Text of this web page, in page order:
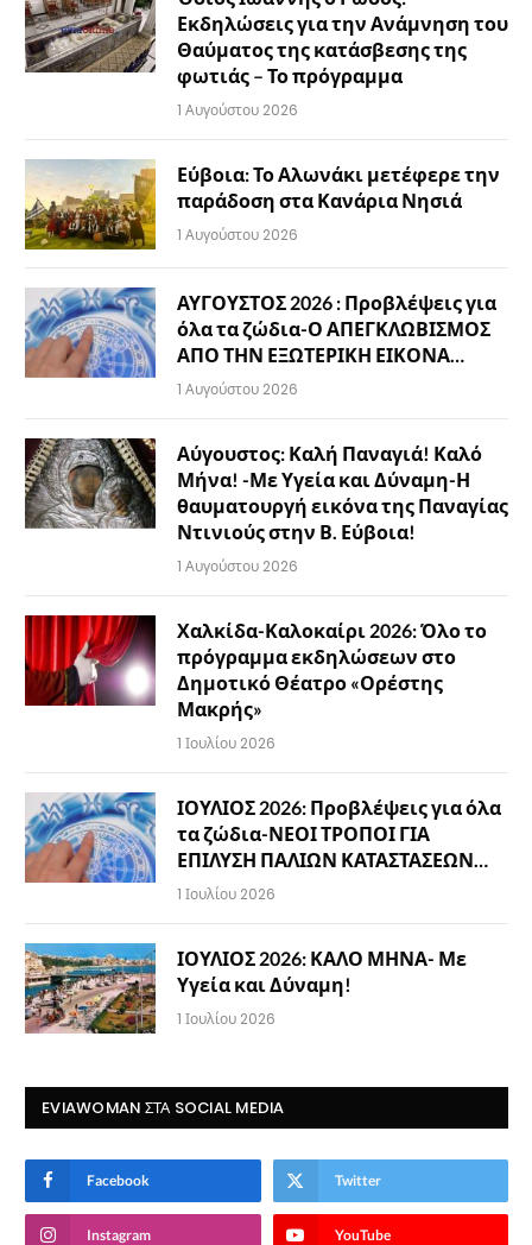
Εκδηλώσεις για την Ανάμνηση του
Θαύματος της κατάσβεσης της
φωτιάς – Το πρόγραμμα
1 Αυγούστου 2026
Εύβοια: Το Αλωνάκι μετέφερε την
παράδοση στα Κανάρια Νησιά
1 Αυγούστου 2026
ΑΥΓΟΥΣΤΟΣ 2026 : Προβλέψεις για
όλα τα ζώδια-Ο ΑΠΕΓΚΛΩΒΙΣΜΟΣ
ΑΠΟ ΤΗΝ ΕΞΩΤΕΡΙΚΗ ΕΙΚΟΝΑ…
1 Αυγούστου 2026
Αύγουστος: Καλή Παναγιά! Καλό
Μήνα! -Με Υγεία και Δύναμη-Η
θαυματουργή εικόνα της Παναγίας
Ντινιούς στην Β. Εύβοια!
1 Αυγούστου 2026
Χαλκίδα-Καλοκαίρι 2026: Όλο το
πρόγραμμα εκδηλώσεων στο
Δημοτικό Θέατρο «Ορέστης
Μακρής»
1 Ιουλίου 2026
ΙΟΥΛΙΟΣ 2026: Προβλέψεις για όλα
τα ζώδια-ΝΕΟΙ ΤΡΟΠΟΙ ΓΙΑ
ΕΠΙΛΥΣΗ ΠΑΛΙΩΝ ΚΑΤΑΣΤΑΣΕΩΝ…
1 Ιουλίου 2026
ΙΟΥΛΙΟΣ 2026: ΚΑΛΟ ΜΗΝΑ- Με
Υγεία και Δύναμη!
1 Ιουλίου 2026
EVIAWOMAN ΣΤΑ SOCIAL MEDIA
Facebook Twitter
Instagram YouTube